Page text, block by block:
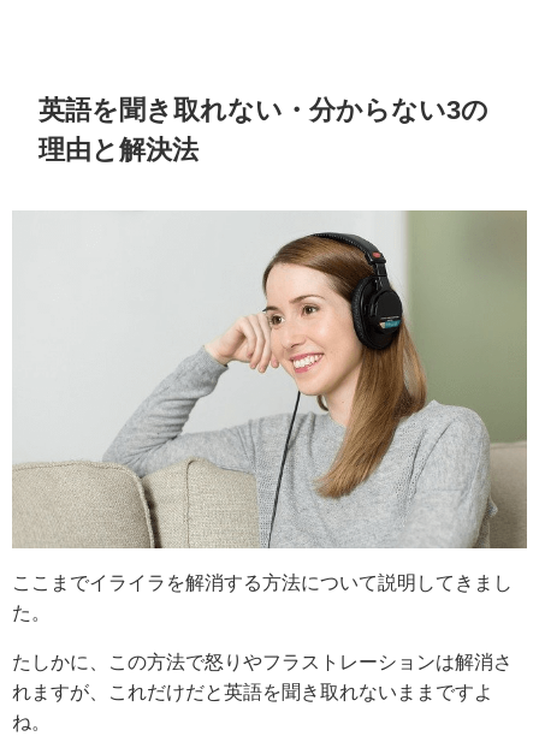
英語を聞き取れない・分からない3の
理由と解決法
ここまでイライラを解消する方法について説明してきまし
た。
たしかに、この方法で怒りやフラストレーションは解消さ
れますが、これだけだと英語を聞き取れないままですよ
ね。